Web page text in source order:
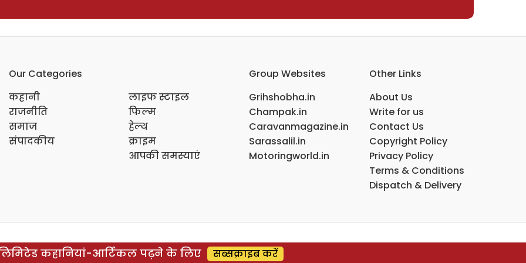
Our Categories
कहानी
राजनीति
समाज
संपादकीय
लाइफ स्टाइल
फिल्म
हेल्थ
क्राइम
आपकी समस्याएं
Group Websites
Grihshobha.in
Champak.in
Caravanmagazine.in
Sarassalil.in
Motoringworld.in
Other Links
About Us
Write for us
Contact Us
Copyright Policy
Privacy Policy
Terms & Conditions
Dispatch & Delivery
कहानियां-आर्टिकल पढ़ने के लिए सब्सक्राइब करें